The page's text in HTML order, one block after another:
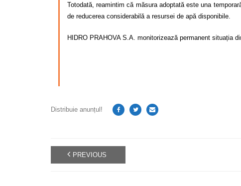
Totodată, reamintim că măsura adoptată este una
de reducerea considerabilă a resursei de apă disponibile.
HIDRO PRAHOVA S.A. monitorizează permanent situația
Distribuie anunțul!
PREVIOUS